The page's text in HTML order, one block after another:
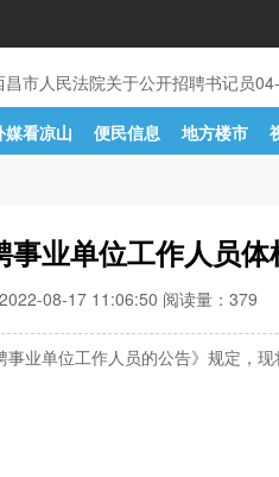
昌市人民法院关于公开招聘书记员04-
媒看凉山 便民信息 地方楼市
业单位工作人员体
08-17 11:06:50 阅读量： 379
业单位工作人员的公告》规定，